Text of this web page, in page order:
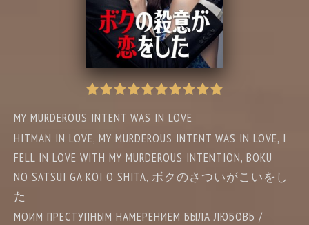
MY MURDEROUS INTENT WAS IN LOVE
HITMAN IN LOVE, MY MURDEROUS INTENT WAS IN LOVE, I
FELL IN LOVE WITH MY MURDEROUS INTENTION, BOKU
NO SATSUI GA KOI O SHITA, ボクのさついがこいをし
た
МОИМ ПРЕСТУПНЫМ НАМЕРЕНИЕМ БЫЛА ЛЮБОВЬ /